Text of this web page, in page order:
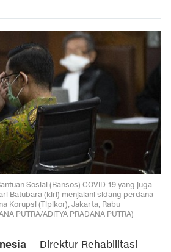
Sosial (Bansos) COVID-19 yang juga
Batubara (kiri) menjalani sidang perdana
Korupsi (Tipikor), Jakarta, Rabu
PUTRA/ADITYA PRADANA PUTRA)
-- Direktur Rehabilitasi